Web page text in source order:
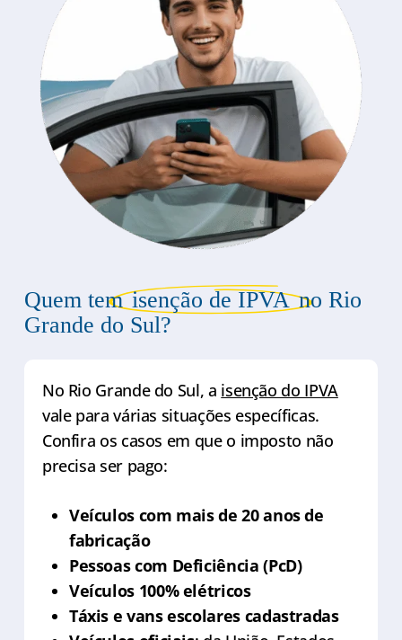
Quem temisenção de IPVAno Rio
Grande do Sul?
No Rio Grande do Sul, a isenção do IPVA
vale para várias situações específicas.
Confira os casos em que o imposto não
precisa ser pago:
Veículos com mais de 20 anos de
fabricação
Pessoas com Deficiência (PcD)
Veículos 100% elétricos
Táxis e vans escolares cadastradas